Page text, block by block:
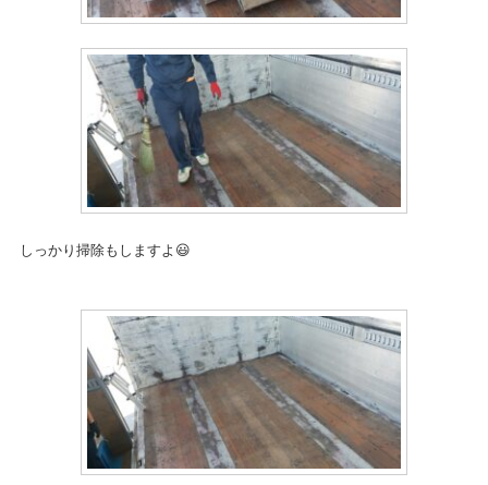
しっかり掃除もしますよ😃